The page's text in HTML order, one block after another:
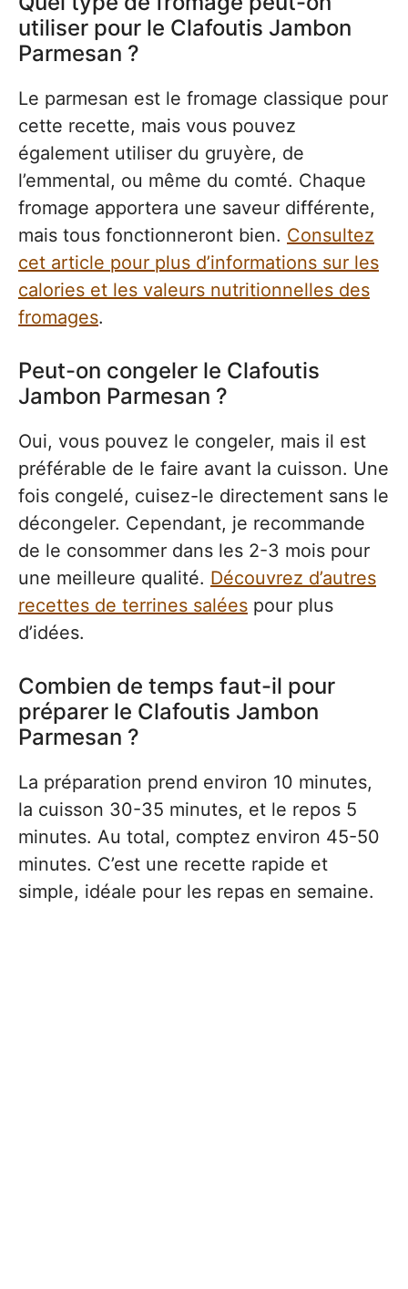
utiliser pour le Clafoutis Jambon
Parmesan ?
Le parmesan est le fromage classique pour
cette recette, mais vous pouvez
également utiliser du gruyère, de
l’emmental, ou même du comté. Chaque
fromage apportera une saveur différente,
mais tous fonctionneront bien. Consultez
cet article pour plus d’informations sur les
calories et les valeurs nutritionnelles des
fromages.
Peut-on congeler le Clafoutis
Jambon Parmesan ?
Oui, vous pouvez le congeler, mais il est
préférable de le faire avant la cuisson. Une
fois congelé, cuisez-le directement sans le
décongeler. Cependant, je recommande
de le consommer dans les 2-3 mois pour
une meilleure qualité. Découvrez d’autres
recettes de terrines salées pour plus
d’idées.
Combien de temps faut-il pour
préparer le Clafoutis Jambon
Parmesan ?
La préparation prend environ 10 minutes,
la cuisson 30-35 minutes, et le repos 5
minutes. Au total, comptez environ 45-50
minutes. C’est une recette rapide et
simple, idéale pour les repas en semaine.